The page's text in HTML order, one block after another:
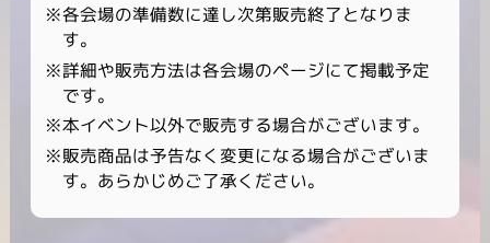
※各会場の準備数に達し次第販売終了となりま
す。
※詳細や販売方法は各会場のページにて掲載予定
です。
※本イベント以外で販売する場合がございます。
※販売商品は予告なく変更になる場合がございま
す。あらかじめご了承ください。